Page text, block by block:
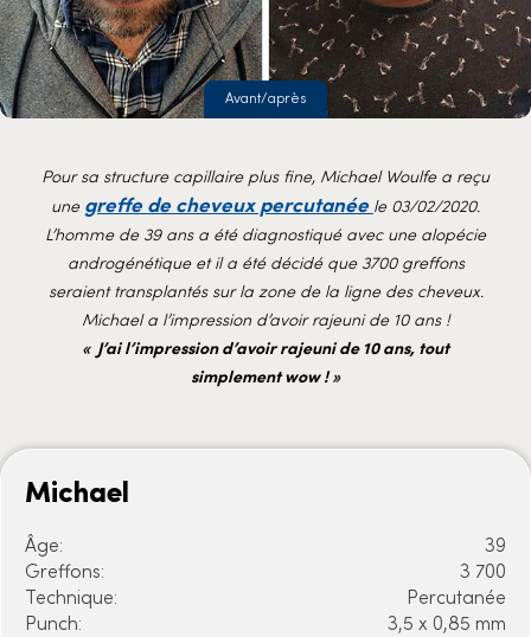
Avant/après
Pour sa structure capillaire plus fine, Michael Woulfe a reçu
une greffe de cheveux percutanée le 03/02/2020.
L’homme de 39 ans a été diagnostiqué avec une alopécie
androgénétique et il a été décidé que 3700 greffons
seraient transplantés sur la zone de la ligne des cheveux.
Michael a l’impression d’avoir rajeuni de 10 ans !
« J’ai l’impression d’avoir rajeuni de 10 ans, tout
simplement wow ! »
Michael
Âge:
39
Greffons:
3 700
Technique:
Percutanée
Punch:
3,5 x 0,85 mm